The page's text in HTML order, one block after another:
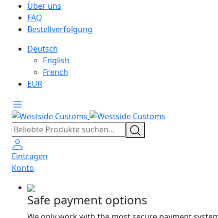
Über uns
FAQ
Bestellverfolgung
Deutsch
English
French
EUR
Eintragen
Konto
Safe payment options